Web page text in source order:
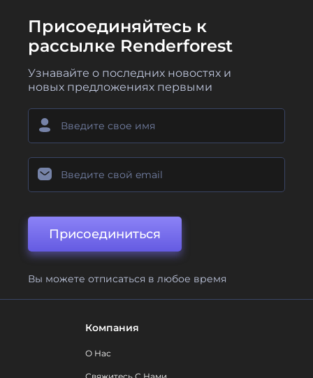
Присоединяйтесь к
рассылке Renderforest
Узнавайте о последних новостях и
новых предложениях первыми
Присоединиться
Вы можете отписаться в любое время
Компания
О Нас